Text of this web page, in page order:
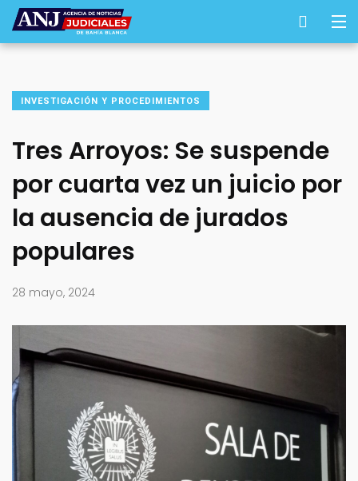
INVESTIGACIÓN Y PROCEDIMIENTOS
Tres Arroyos: Se suspende
por cuarta vez un juicio por
la ausencia de jurados
populares
28 mayo, 2024